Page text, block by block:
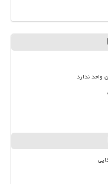
واحد ندارد